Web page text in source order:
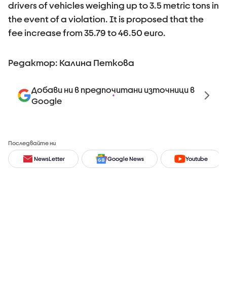
drivers of vehicles weighing up to 3.5 metric tons in
the event of a violation. It is proposed that the
fee increase from 35.79 to 46.50 euro.
Редактор: Калина Петкова
Добави ни в предпочитани източници в
Google
Последвайте ни
NewsLetter Google News Youtube